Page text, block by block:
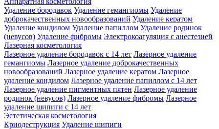
Удаление бородавок Удаление гемангиомы Удаление
доброкачественных новообразований Удаление кератом
Удаление кондилом Удаление папиллом Удаление родинок
(невусов) Удаление фибромы Электрокоагуляция с анестезией
Лазерная косметология
Лазерное удаление бородавок с 14 лет Лазерное удаление
гемангиомы Лазерное удаление доброкачественных
новообразований Лазерное удаление кератом Лазерное
удаление кондилом Лазерное удаление папиллом с 14 лет
Лазерное удаление пигментных пятен Лазерное удаление
родинок (невусов) Лазерное удаление фибромы Лазерное
удаление шипиги с 14 лет
Эстетическая косметология
Криодеструкция Удаление шипиги